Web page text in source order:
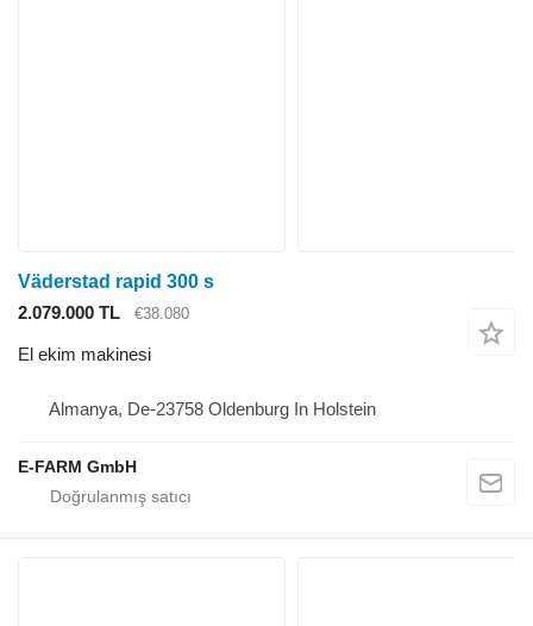
Väderstad rapid 300 s
2.079.000 TL
€38.080
El ekim makinesi
Almanya, De-23758 Oldenburg In Holstein
E-FARM GmbH